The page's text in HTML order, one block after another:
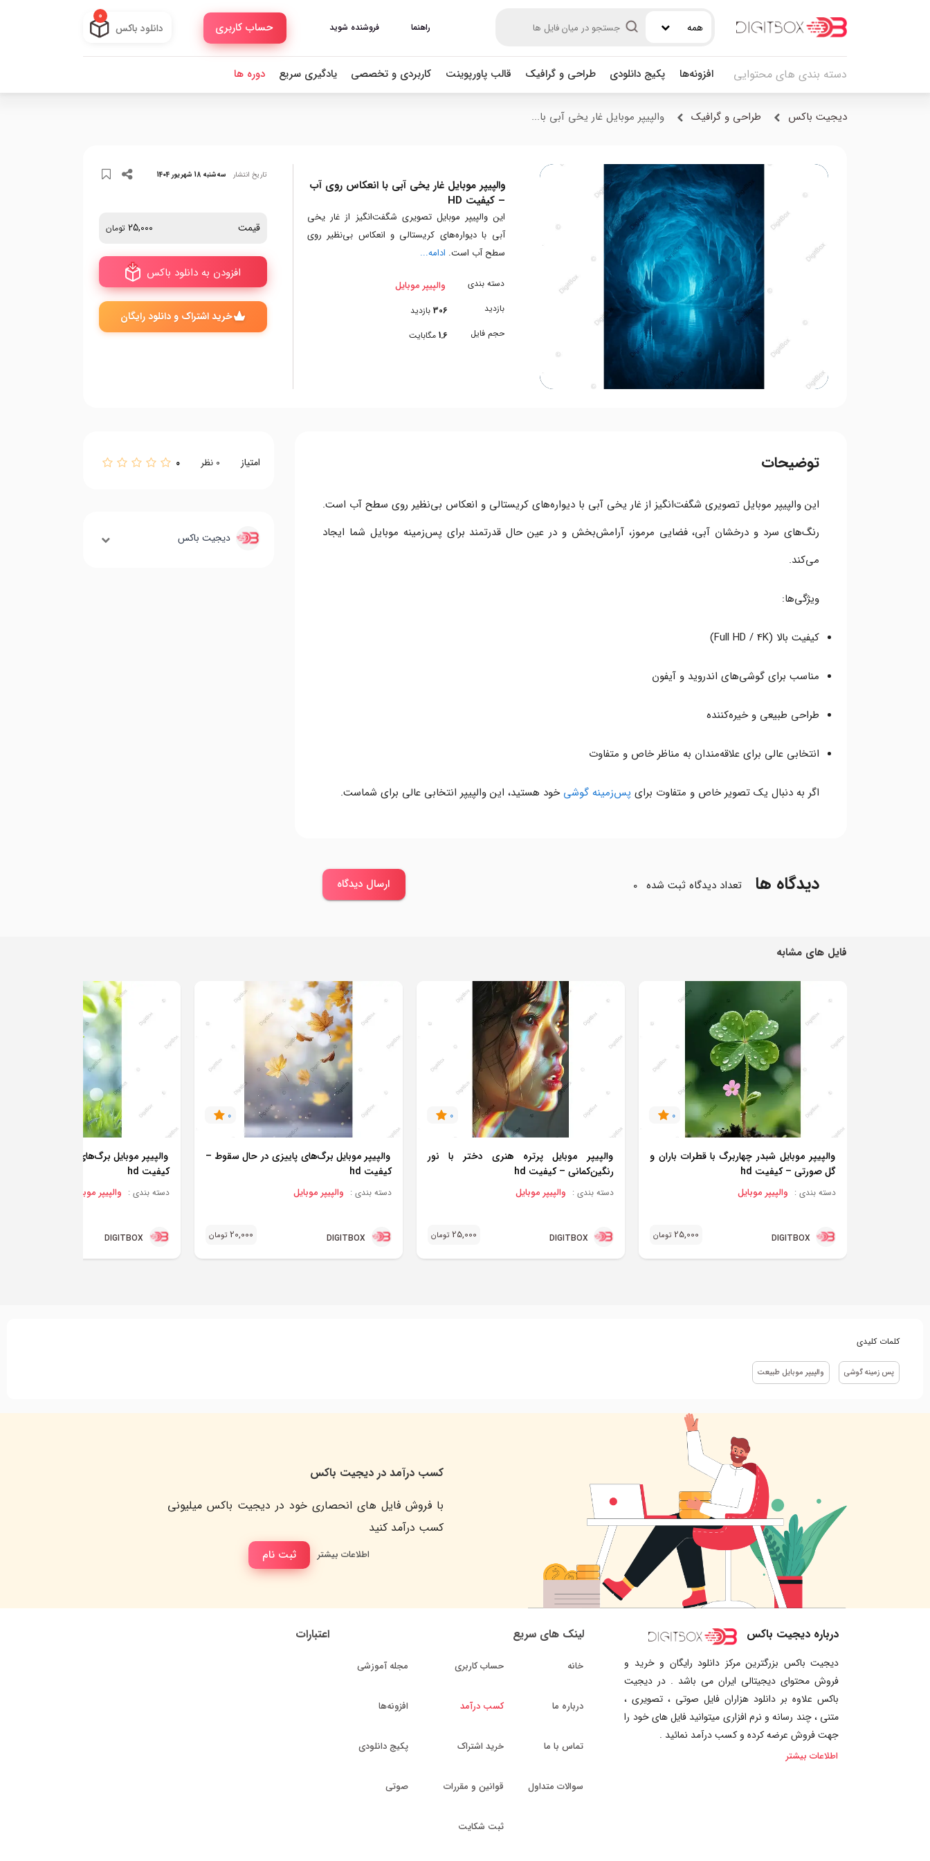
همه راهنما فروشنده شوید حساب کاربری دانلود باکس
0
دسته بندی های محتوایی افزونه‌ها پکیج دانلودی طراحی و گرافیک قالب پاورپوینت کاربردی و تخصصی یادگیری سریع دوره ها
دیجیت باکس طراحی و گرافیک والپیپر موبایل غار یخی آبی با...
والپیپر موبایل غار یخی آبی با انعکاس روی آب
– کیفیت HD
این والپیپر موبایل تصویری شگفت‌انگیز از غار یخی
آبی با دیواره‌های کریستالی و انعکاس بی‌نظیر روی
سطح آب است. ادامه...
دسته بندی
بازدید
حجم فایل
والپیپر موبایل
306 بازدید
1.6 مگابایت
تاریخ انتشار سه‌شنبه 18 شهریور 1404
قیمت 25,000 تومان
افزودن به دانلود باکس
خرید اشتراک و دانلود رایگان
توضیحات
این والپیپر موبایل تصویری شگفت‌انگیز از غار یخی آبی با دیواره‌های کریستالی و انعکاس بی‌نظیر روی سطح آب است.
رنگ‌های سرد و درخشان آبی، فضایی مرموز، آرامش‌بخش و در عین حال قدرتمند برای پس‌زمینه موبایل شما ایجاد
می‌کند.
ویژگی‌ها:
کیفیت بالا (Full HD / 4K)
مناسب برای گوشی‌های اندروید و آیفون
طراحی طبیعی و خیره‌کننده
انتخابی عالی برای علاقه‌مندان به مناظر خاص و متفاوت
اگر به دنبال یک تصویر خاص و متفاوت برای پس‌زمینه گوشی خود هستید، این والپیپر انتخابی عالی برای شماست.
دیدگاه ها تعداد دیدگاه ثبت شده 0 ارسال دیدگاه
امتیاز 0 نظر 0
دیجیت باکس
فایل های مشابه
0
والپیپر موبایل شبدر چهاربرگ با قطرات باران و
گل صورتی – کیفیت hd
دسته بندی : والپیپر موبایل
DIGITBOX
25,000 تومان
0
والپیپر موبایل پرتره هنری دختر با نور
رنگین‌کمانی – کیفیت hd
دسته بندی : والپیپر موبایل
DIGITBOX
25,000 تومان
0
والپیپر موبایل برگ‌های پاییزی در حال سقوط –
کیفیت hd
دسته بندی : والپیپر موبایل
DIGITBOX
20,000 تومان
والپیپر موبایل برگ‌های سبز و طبیعت
کیفیت hd
دسته بندی : والپیپر موبایل
DIGITBOX
کلمات کلیدی
پس زمینه گوشی والپیپر موبایل طبیعت
کسب درآمد در دیجیت باکس
با فروش فایل های انحصاری خود در دیجیت باکس میلیونی
کسب درآمد کنید
ثبت نام اطلاعات بیشتر
درباره دیجیت باکس
دیجیت باکس بزرگترین مرکز دانلود رایگان و خرید و
فروش محتوای دیجیتالی ایران می باشد . در دیجیت
باکس علاوه بر دانلود هزاران فایل صوتی ، تصویری ،
متنی ، چند رسانه و نرم افزاری میتوانید فایل های خود را
جهت فروش عرضه کرده و کسب درآمد نمائید .
اطلاعات بیشتر
لینک های سریع
خانه
درباره ما
تماس با ما
سوالات متداول
حساب کاربری
کسب درآمد
خرید اشتراک
قوانین و مقررات
ثبت شکایت
مجله آموزشی
افزونه‌ها
پکیج دانلودی
صوتی
اعتبارات